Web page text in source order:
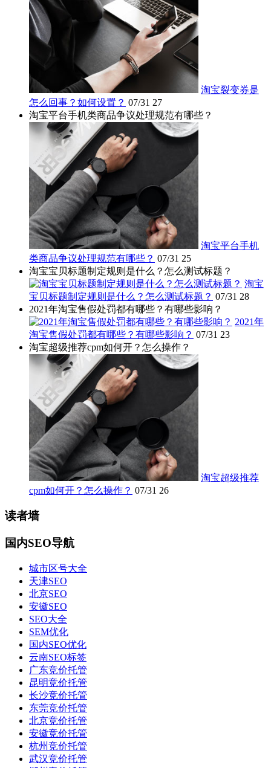
淘宝裂变券是
怎么回事？如何设置？ 07/31 27
淘宝平台手机类商品争议处理规范有哪些？
淘宝平台手机
类商品争议处理规范有哪些？ 07/31 25
淘宝宝贝标题制定规则是什么？怎么测试标题？
淘宝
宝贝标题制定规则是什么？怎么测试标题？ 07/31 28
2021年淘宝售假处罚都有哪些？有哪些影响？
2021年
淘宝售假处罚都有哪些？有哪些影响？ 07/31 23
淘宝超级推荐cpm如何开？怎么操作？
淘宝超级推荐
cpm如何开？怎么操作？ 07/31 26
读者墙
国内SEO导航
城市区号大全
天津SEO
北京SEO
安徽SEO
SEO大全
SEM优化
国内SEO优化
云南SEO标签
广东竞价托管
昆明竞价托管
长沙竞价托管
东莞竞价托管
北京竞价托管
安徽竞价托管
杭州竞价托管
武汉竞价托管